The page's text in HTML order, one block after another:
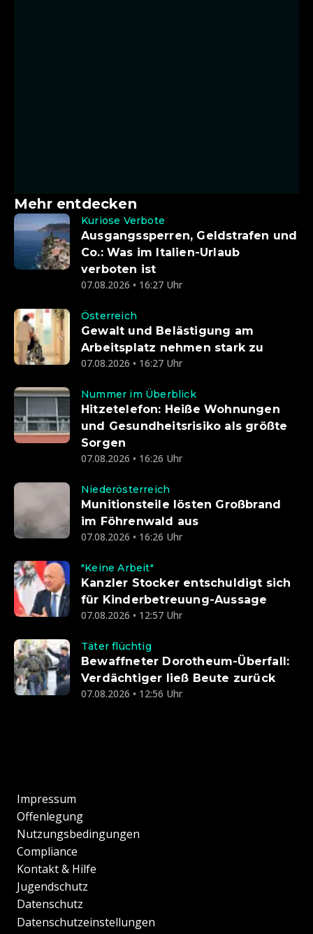
Mehr entdecken
Kuriose Verbote
Ausgangssperren, Geldstrafen und
Co.: Was im Italien-Urlaub
verboten ist
07.08.2026 • 16:27 Uhr
Österreich
Gewalt und Belästigung am
Arbeitsplatz nehmen stark zu
07.08.2026 • 16:27 Uhr
Nummer im Überblick
Hitzetelefon: Heiße Wohnungen
und Gesundheitsrisiko als größte
Sorgen
07.08.2026 • 16:26 Uhr
Niederösterreich
Munitionsteile lösten Großbrand
im Föhrenwald aus
07.08.2026 • 16:26 Uhr
"Keine Arbeit"
Kanzler Stocker entschuldigt sich
für Kinderbetreuung-Aussage
07.08.2026 • 12:57 Uhr
Täter flüchtig
Bewaffneter Dorotheum-Überfall:
Verdächtiger ließ Beute zurück
07.08.2026 • 12:56 Uhr
Impressum
Offenlegung
Nutzungsbedingungen
Compliance
Kontakt & Hilfe
Jugendschutz
Datenschutz
Datenschutzeinstellungen